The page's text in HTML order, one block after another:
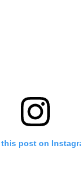
this post on